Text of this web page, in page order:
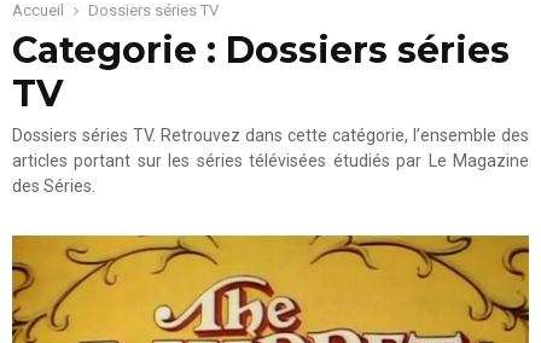
Accueil Dossiers séries TV
Categorie : Dossiers séries
TV
Dossiers séries TV. Retrouvez dans cette catégorie, l’ensemble des
articles portant sur les séries télévisées étudiés par Le Magazine
des Séries.